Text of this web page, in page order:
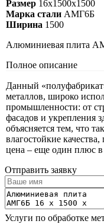
Размер 16х1500х1500
Марка стали АМГ6Б
Ширина 1500
Алюминиевая плита
Полное описание
Данный
металлов, широко
промышленности: от
фасадов и укрепления
объясняется тем, что
влагостойкие
цена – еще один плюс в
Отправить заявку
Услуги по обработке